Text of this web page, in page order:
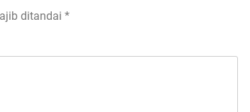
ditandai *